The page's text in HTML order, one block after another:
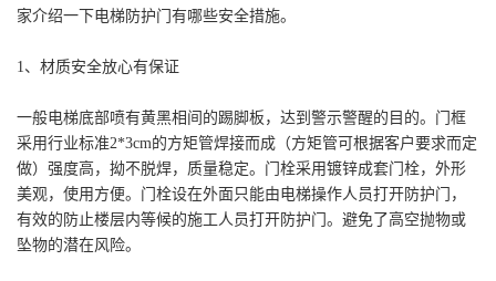
家介绍一下电梯防护门有哪些安全措施。
1、材质安全放心有保证
一般电梯底部喷有黄黑相间的踢脚板，达到警示警醒的目的。门框
采用行业标准2*3cm的方矩管焊接而成（方矩管可根据客户要求而定
做）强度高，拗不脱焊，质量稳定。门栓采用镀锌成套门栓，外形
美观，使用方便。门栓设在外面只能由电梯操作人员打开防护门，
有效的防止楼层内等候的施工人员打开防护门。避免了高空抛物或
坠物的潜在风险。